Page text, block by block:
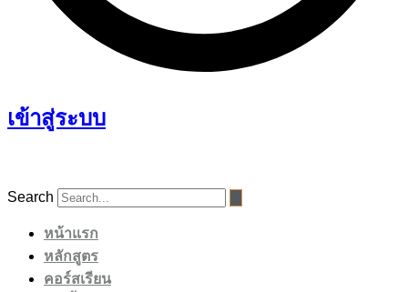
เข้าสู่ระบบ
Search
หน้าแรก
หลักสูตร
คอร์สเรียน